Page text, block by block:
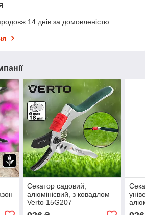
14 днів за домовленістю
Секатор садовий,
алюмінієвий, з ковадлом
Verto 15G207